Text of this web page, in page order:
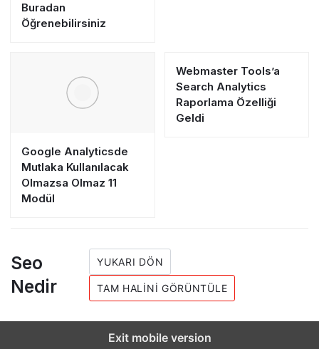
Buradan
Öğrenebilirsiniz
Google Analyticsde
Mutlaka Kullanılacak
Olmazsa Olmaz 11
Modül
Webmaster Tools’a
Search Analytics
Raporlama Özelliği
Geldi
Seo
Nedir
YUKARI DÖN
TAM HALINI GÖRÜNTÜLE
Exit mobile version